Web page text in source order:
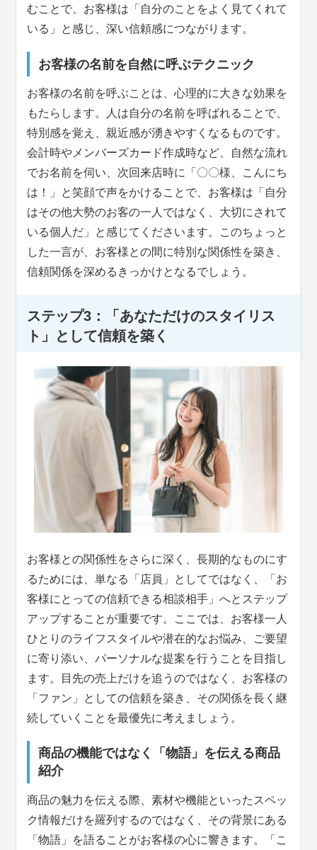
むことで、お客様は「自分のことをよく見てくれて
いる」と感じ、深い信頼感につながります。
お客様の名前を自然に呼ぶテクニック
お客様の名前を呼ぶことは、心理的に大きな効果を
もたらします。人は自分の名前を呼ばれることで、
特別感を覚え、親近感が湧きやすくなるものです。
会計時やメンバーズカード作成時など、自然な流れ
でお名前を伺い、次回来店時に「〇〇様、こんにち
は！」と笑顔で声をかけることで、お客様は「自分
はその他大勢のお客の一人ではなく、大切にされて
いる個人だ」と感じてくださいます。このちょっと
した一言が、お客様との間に特別な関係性を築き、
信頼関係を深めるきっかけとなるでしょう。
ステップ3：「あなただけのスタイリス
ト」として信頼を築く
お客様との関係性をさらに深く、長期的なものにす
るためには、単なる「店員」としてではなく、「お
客様にとっての信頼できる相談相手」へとステップ
アップすることが重要です。ここでは、お客様一人
ひとりのライフスタイルや潜在的なお悩み、ご要望
に寄り添い、パーソナルな提案を行うことを目指し
ます。目先の売上だけを追うのではなく、お客様の
「ファン」としての信頼を築き、その関係を長く継
続していくことを最優先に考えましょう。
商品の機能ではなく「物語」を伝える商品
紹介
商品の魅力を伝える際、素材や機能といったスペッ
ク情報だけを羅列するのではなく、その背景にある
「物語」を語ることがお客様の心に響きます。「こ